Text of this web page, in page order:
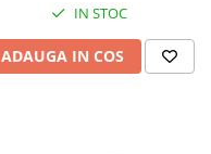
IN STOC
ADAUGA IN COS